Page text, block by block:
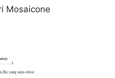
Mosaicone